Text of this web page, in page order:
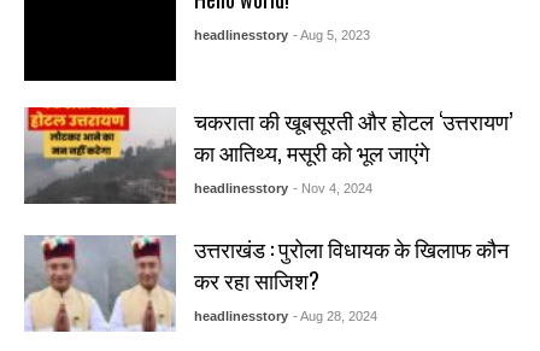
headlinesstory - Aug 5, 2023
चकराता की खूबसूरती और होटल ‘उत्तरायण’
का आतिथ्य, मसूरी को भूल जाएंगे
headlinesstory - Nov 4, 2024
उत्तराखंड : पुरोला विधायक के खिलाफ कौन
कर रहा साजिश?
headlinesstory - Aug 28, 2024